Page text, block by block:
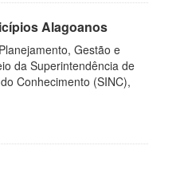
Alagoanos
Gestão e
da Superintendência de
Conhecimento (SINC),